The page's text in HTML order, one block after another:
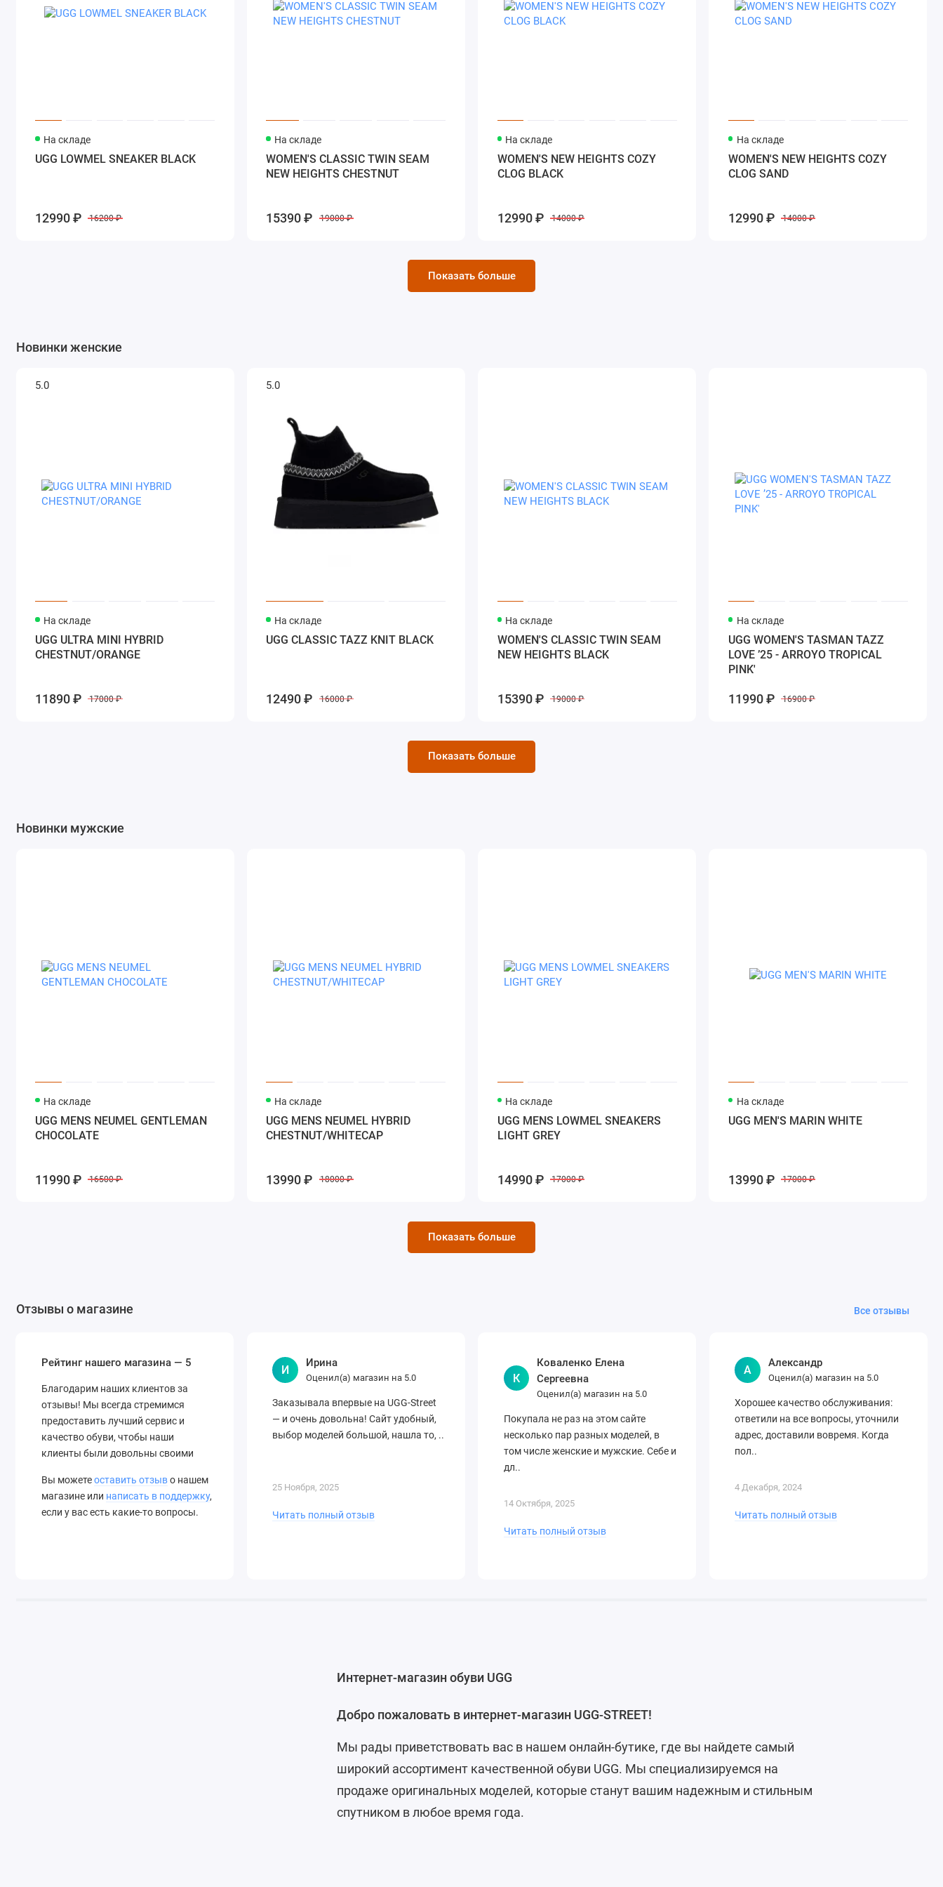
На складе
UGG LOWMEL SNEAKER BLACK
12990 ₽ 16200 ₽
На складе
WOMEN'S CLASSIC TWIN SEAM
NEW HEIGHTS CHESTNUT
15390 ₽ 19000 ₽
На складе
WOMEN'S NEW HEIGHTS COZY
CLOG BLACK
12990 ₽ 14000 ₽
На складе
WOMEN'S NEW HEIGHTS COZY
CLOG SAND
12990 ₽ 14000 ₽
Показать больше
Новинки женские
5.0
На складе
UGG ULTRA MINI HYBRID
CHESTNUT/ORANGE
11890 ₽ 17000 ₽
5.0
На складе
UGG CLASSIC TAZZ KNIT BLACK
12490 ₽ 16000 ₽
На складе
WOMEN'S CLASSIC TWIN SEAM
NEW HEIGHTS BLACK
15390 ₽ 19000 ₽
На складе
UGG WOMEN'S TASMAN TAZZ
LOVE ’25 - ARROYO TROPICAL
PINK'
11990 ₽ 16900 ₽
Показать больше
Новинки мужские
На складе
UGG MENS NEUMEL GENTLEMAN
CHOCOLATE
11990 ₽ 16500 ₽
На складе
UGG MENS NEUMEL HYBRID
CHESTNUT/WHITECAP
13990 ₽ 18000 ₽
На складе
UGG MENS LOWMEL SNEAKERS
LIGHT GREY
14990 ₽ 17000 ₽
На складе
UGG MEN'S MARIN WHITE
13990 ₽ 17000 ₽
Показать больше
Отзывы о магазине Все отзывы
Рейтинг нашего магазина — 5
Благодарим наших клиентов за
отзывы! Мы всегда стремимся
предоставить лучший сервис и
качество обуви, чтобы наши
клиенты были довольны своими
поддержка очень важны для нас!
Вы можетеоставить отзыво нашем
магазине или написать в поддержку,
если у вас есть какие-то вопросы.
И
Ирина
Оценил(а) магазин на 5.0
Заказывала впервые на UGG-Street
— и очень довольна! Сайт удобный,
выбор моделей большой, нашла то, ..
25 Ноября, 2025
Читать полный отзыв
К
Коваленко Елена
Сергеевна
Оценил(а) магазин на 5.0
Покупала не раз на этом сайте
несколько пар разных моделей, в
том числе женские и мужские. Себе и
дл..
14 Октября, 2025
Читать полный отзыв
А
Александр
Оценил(а) магазин на 5.0
Хорошее качество обслуживания:
ответили на все вопросы, уточнили
адрес, доставили вовремя. Когда
пол..
4 Декабря, 2024
Читать полный отзыв
Интернет-магазин обуви UGG
Добро пожаловать в интернет-магазин UGG-STREET!
Мы рады приветствовать вас в нашем онлайн-бутике, где вы найдете самый
широкий ассортимент качественной обуви UGG. Мы специализируемся на
продаже оригинальных моделей, которые станут вашим надежным и стильным
спутником в любое время года.